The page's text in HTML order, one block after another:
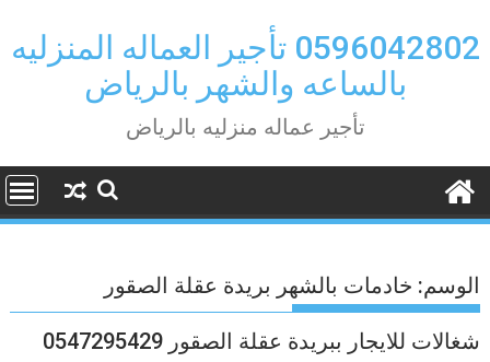
to
content
0596042802 تأجير العماله المنزليه
بالساعه والشهر بالرياض
تأجير عماله منزليه بالرياض
الوسم: خادمات بالشهر بريدة عقلة الصقور
شغالات للايجار ببريدة عقلة الصقور 0547295429